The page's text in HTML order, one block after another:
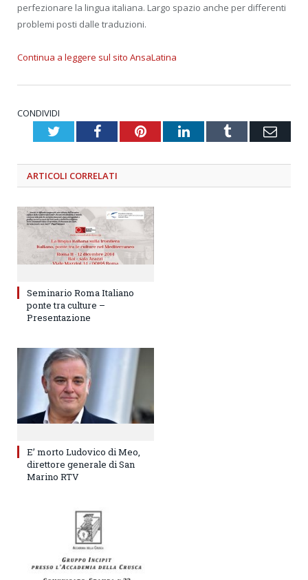
perfezionare la lingua italiana. Largo spazio anche per differenti
problemi posti dalle traduzioni.
Continua a leggere sul sito AnsaLatina
CONDIVIDI
TwitterFacebookPinterestLinkedInTumblr
ARTICOLI CORRELATI
Seminario Roma Italiano
ponte tra culture –
Presentazione
E’ morto Ludovico di Meo,
direttore generale di San
Marino RTV